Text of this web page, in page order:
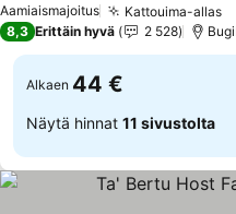
Aamiaismajoitus Kattouima-allas
8,3 Erittäin hyvä 2 528
Alkaen 44 €
Näytä hinnat 11 sivustolta